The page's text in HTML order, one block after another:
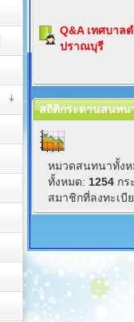
Q&A เทศบาล
ปราณบุรี
สถิติกระดานสนทน
หมวดสนทนาทั้งห
ทั้งหมด: 1254 กร
สมาชิกที่ลงทะเบี